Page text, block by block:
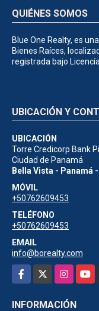
QUIÉNES SOMOS
Blue One Realty, es
Bienes Raíces,
registrada bajo
UBICACIÓN Y
UBICACIÓN
Torre Credicorp Bank
Ciudad de Panamá
Bella Vista - Panamá
MÓVIL
+50762609453
TELÉFONO
+50762609453
EMAIL
info@borealty.com
Facebook
Instagram
INFORMACIÓN